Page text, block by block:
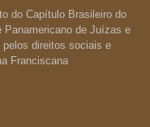
do Capítulo Brasileiro do
Panamericano de Juízas e
direitos sociais e
Franciscana